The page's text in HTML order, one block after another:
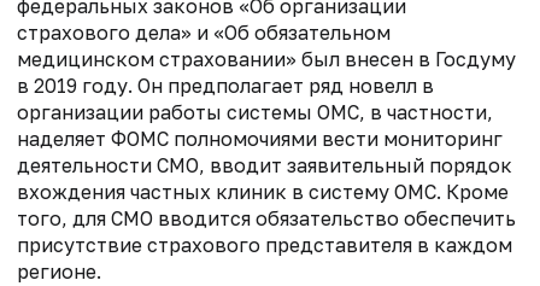
федеральных законов «Об организации
страхового дела» и «Об обязательном
медицинском страховании» был внесен в Госдуму
в 2019 году. Он предполагает ряд новелл в
организации работы системы ОМС, в частности,
наделяет ФОМС полномочиями вести мониторинг
деятельности СМО, вводит заявительный порядок
вхождения частных клиник в систему ОМС. Кроме
того, для СМО вводится обязательство обеспечить
присутствие страхового представителя в каждом
регионе.